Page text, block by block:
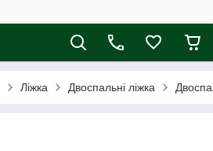
Ліжка Двоспальні ліжка